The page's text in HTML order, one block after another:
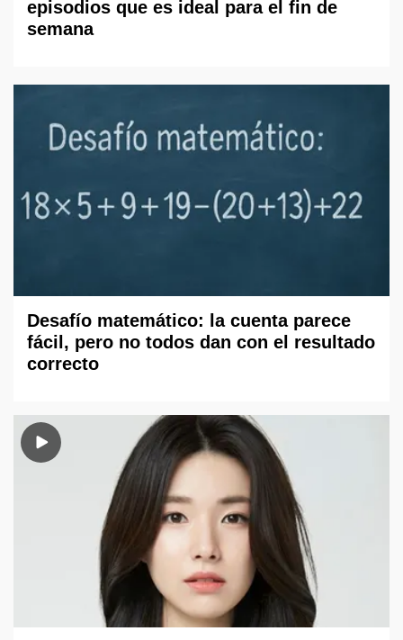
episodios que es ideal para el fin de
semana
Desafío matemático: la cuenta parece
fácil, pero no todos dan con el resultado
correcto